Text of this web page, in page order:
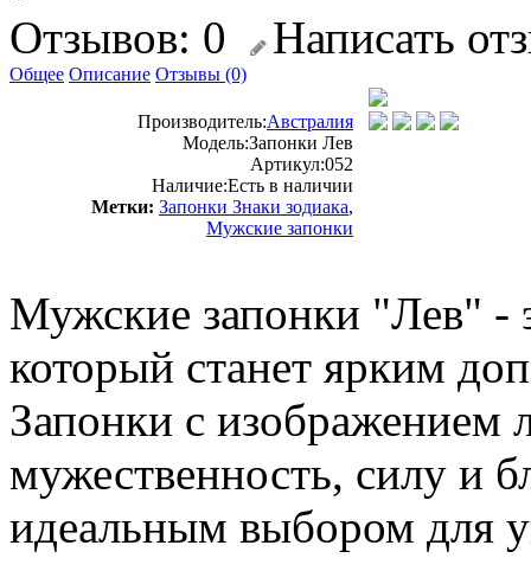
Отзывов: 0 Написать
Общее Описание Отзывы (0)
Производитель:Австралия
Модель:Запонки Лев
Артикул:052
Наличие:Есть в наличии
Метки: Запонки Знаки зодиака,
Мужские запонки
Мужские запонки "Лев" -
который станет ярким
Запонки с изображением
мужественность, силу и
идеальным выбором для